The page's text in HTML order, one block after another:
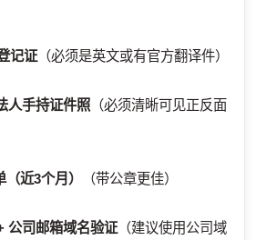
记证 （必须是英文或有官方翻译件）
人手持证件照 （必须清晰可见正反面
近3个月）
（带公章更佳）
公司邮箱域名验证 （建议使用公司域